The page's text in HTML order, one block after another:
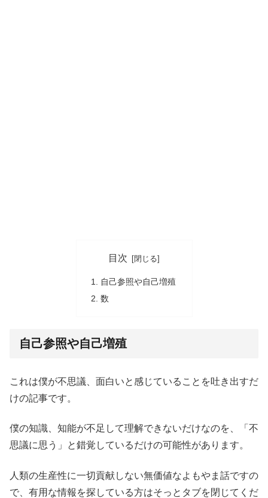
目次
自己参照や自己増殖
数
自己参照や自己増殖
これは僕が不思議、面白いと感じていることを吐き出すだ
けの記事です。
僕の知識、知能が不足して理解できないだけなのを、「不
思議に思う」と錯覚しているだけの可能性があります。
人類の生産性に一切貢献しない無価値なよもやま話ですの
で、有用な情報を探している方はそっとタブを閉じてくだ